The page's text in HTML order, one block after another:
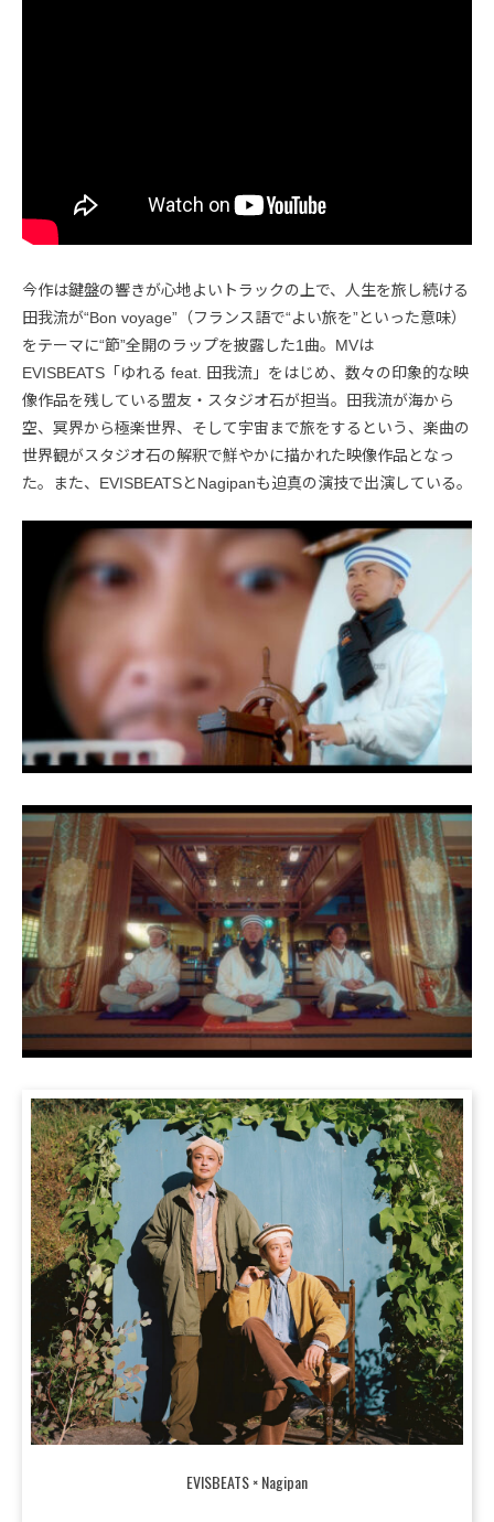
今作は鍵盤の響きが心地よいトラックの上で、人生を旅し続ける
田我流が“Bon voyage”（フランス語で“よい旅を”といった意味）
をテーマに“節”全開のラップを披露した1曲。MVは
EVISBEATS「ゆれる feat. 田我流」をはじめ、数々の印象的な映
像作品を残している盟友・スタジオ石が担当。田我流が海から
空、冥界から極楽世界、そして宇宙まで旅をするという、楽曲の
世界観がスタジオ石の解釈で鮮やかに描かれた映像作品となっ
た。また、EVISBEATSとNagipanも迫真の演技で出演している。
EVISBEATS × Nagipan